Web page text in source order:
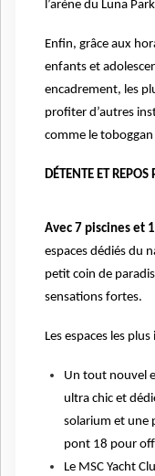
l’arène du Luna
Enfin, grâce aux
enfants et
encadrement, les
profiter d’autres
comme le toboggan
DÉTENTE ET
Avec 7 piscines et
espaces dédiés du
petit coin de
sensations fortes.
Les espaces les
Un tout nouvel
ultra chic et
solarium et une
pont 18 pour
Le MSC Yacht